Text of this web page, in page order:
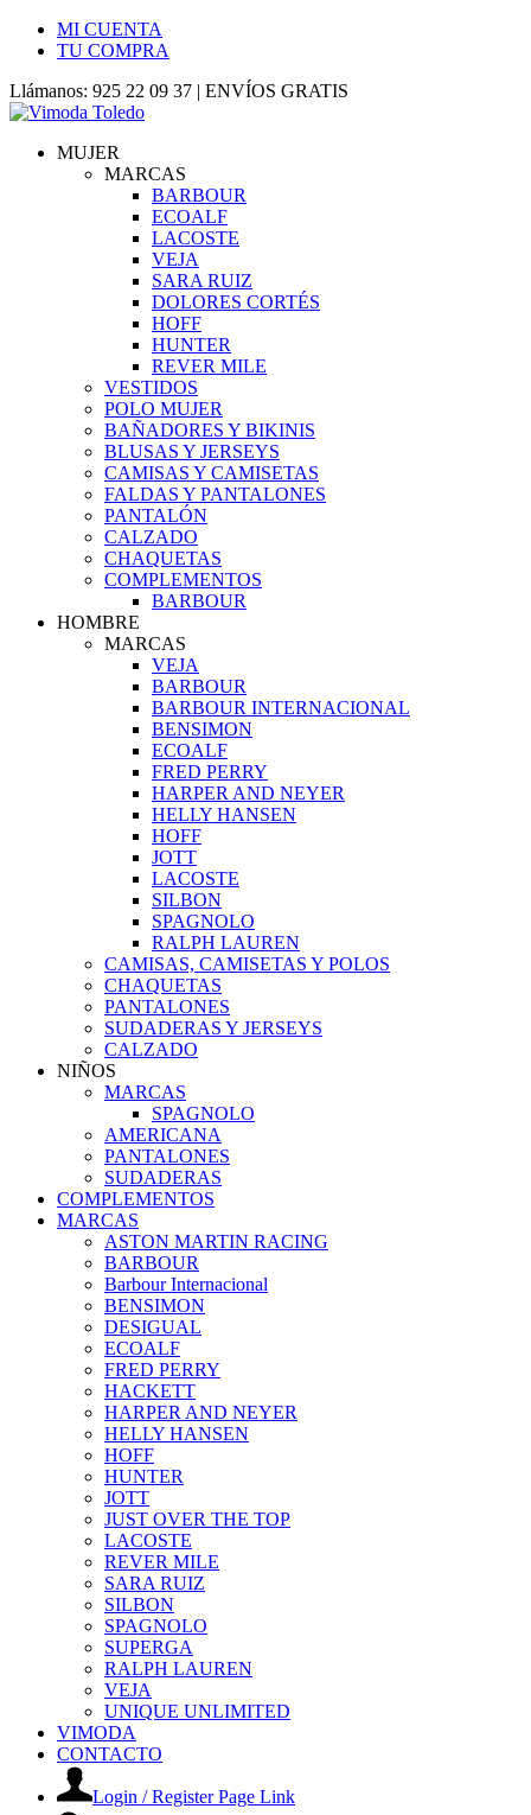
MI CUENTA
TU COMPRA
Llámanos: 925 22 09 37 | ENVÍOS GRATIS
MUJER
MARCAS
BARBOUR
ECOALF
LACOSTE
VEJA
SARA RUIZ
DOLORES CORTÉS
HOFF
HUNTER
REVER MILE
VESTIDOS
POLO MUJER
BAÑADORES Y BIKINIS
BLUSAS Y JERSEYS
CAMISAS Y CAMISETAS
FALDAS Y PANTALONES
PANTALÓN
CALZADO
CHAQUETAS
COMPLEMENTOS
BARBOUR
HOMBRE
MARCAS
VEJA
BARBOUR
BARBOUR INTERNACIONAL
BENSIMON
ECOALF
FRED PERRY
HARPER AND NEYER
HELLY HANSEN
HOFF
JOTT
LACOSTE
SILBON
SPAGNOLO
RALPH LAUREN
CAMISAS, CAMISETAS Y POLOS
CHAQUETAS
PANTALONES
SUDADERAS Y JERSEYS
CALZADO
NIÑOS
MARCAS
SPAGNOLO
AMERICANA
PANTALONES
SUDADERAS
COMPLEMENTOS
MARCAS
ASTON MARTIN RACING
BARBOUR
Barbour Internacional
BENSIMON
DESIGUAL
ECOALF
FRED PERRY
HACKETT
HARPER AND NEYER
HELLY HANSEN
HOFF
HUNTER
JOTT
JUST OVER THE TOP
LACOSTE
REVER MILE
SARA RUIZ
SILBON
SPAGNOLO
SUPERGA
RALPH LAUREN
VEJA
UNIQUE UNLIMITED
VIMODA
CONTACTO
Login / Register Page Link